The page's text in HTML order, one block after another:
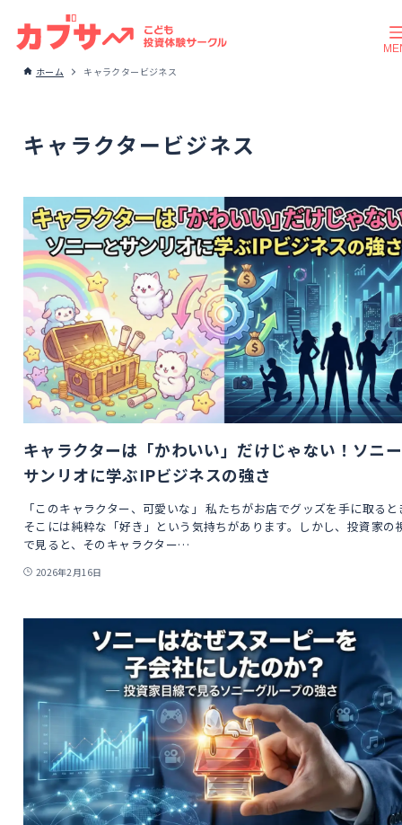
ホーム キャラクタービジネス
キャラクタービジネス
キャラクターは「かわいい」だけじゃない！ソニ
サンリオに学ぶIPビジネスの強さ
「このキャラクター、可愛いな」 私たちがお店でグッズを手に取ると
そこには純粋な「好き」という気持ちがあります。しかし、投資家の
で見ると、そのキャラクター…
2026年2月16日